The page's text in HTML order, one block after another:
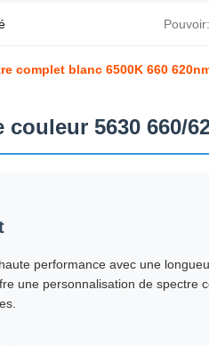
Pouvoir:
complet blanc 6500K 660
couleur 5630 660/
performance avec une
une personnalisation de spectre